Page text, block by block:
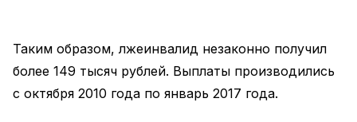
Таким образом, лжеинвалид незаконно получил
более 149 тысяч рублей. Выплаты производились
с октября 2010 года по январь 2017 года.